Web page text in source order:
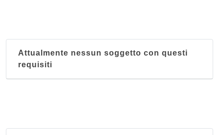
Due archi
Attualmente nessun soggetto con questi
requisiti